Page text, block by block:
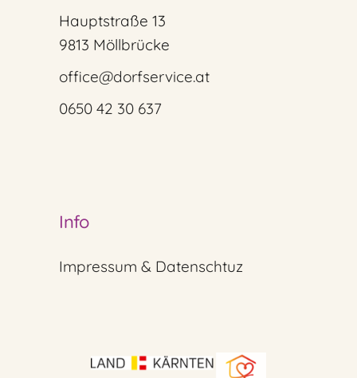
Hauptstraße 13
9813 Möllbrücke
office@dorfservice.at
0650 42 30 637
Info
Impressum & Datenschtuz